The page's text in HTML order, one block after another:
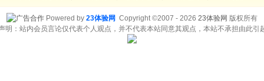
Powered by 23体验网 Copyright ©2007 - 2026 23体验网 版权所有
明：站内会员言论仅代表个人观点，并不代表本站同意其观点，本站不承担由此引